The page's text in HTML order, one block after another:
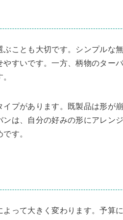
ぶことも大切です。シンプルな
すいです。一方、柄物のター
プがあります。既製品は形が
は、自分の好みの形にアレン
す。
って大きく変わります。予算